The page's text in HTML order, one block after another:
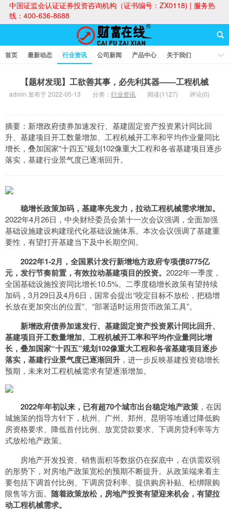
中国证监会认证证券投资咨询机构（证书编号：ZX0118) | 服务热
线：400-636-8688
首页 最新动态 行业资讯 公司新闻 产品中心
关于我们
【题材发现】工欲善其事，必先利其器——工程机械
admin 发布于 2022-05-13 分类： 行业资讯 阅读(1127) 评论(0)
摘要：新增政府债券加速发行、基建固定资产投资累计同比回
升、基建项目开工数量增加、工程机械开工率和平均作业量同比
增长，叠加国家“十四五”规划102像重大工程和各省基建项目逐步
落实，基建行业景气度已逐渐回升。
稳增长政策加码，基建率先发力，拉动工程机械需求增加。
2022年4月26日，中央财经委员会第十一次会议强调，全面加强
基础设施建设构建现代化基础设施体系。本次会议强调了基建重
要性，有望打开基建当下及中长期空间。
2022年1-2月，全国累计发行新增地方政府专项债8775亿
元，发行节奏前置，有效拉动基建项目的投资。 2022年一季度，
全国基础设施投资同比增长10.5%。二季度稳增长政策有望持续
加码，3月29日及4月6日，国常会提出“咬定目标不放松，把稳增
长放在更加突出的位置”、“部署适时运用货币政策工具”。
新增政府债券加速发行、基建固定资产投资累计同比回升、
基建项目开工数量增加、工程机械开工率和平均作业量同比增
长，叠加国家“十四五”规划102像重大工程和各省基建项目逐步
落实，基建行业景气度已逐渐回升 ，进一步反映基建投资稳增长
预期，未来对工程机械需求有望逐渐增加。
2022年年初以来，已有超70个城市出台稳定地产政策 ，在因
城施策的指导方针下，杭州、广州、郑州、昆明等地通过降低购
房资格要求、降低首付比例、放宽贷款要求、下调房贷利率等方
式放松地产政策。
房地产开发投资、销售面积等数据仍在探底中，在供需双弱
的形势下，对房地产政策宽松的预期不断提升。从政策端来看主
要包括下调首付比例、下调房贷利率、提供购房补贴、松绑限购
限售等方面。 随着政策放松，房地产投资有望迎来机会，有望拉
动工程机械需求。